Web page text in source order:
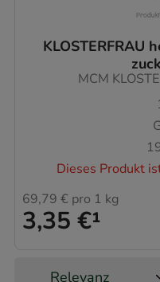
KLOSTERFRAU
MCM
Dieses Produkt
3,35 €¹
69,79 € pro 1 kg